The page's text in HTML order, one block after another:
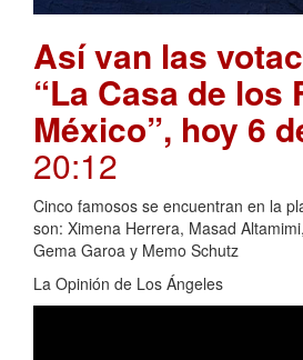
Así van las
“La Casa de los
México”, hoy 6
20:12
Cinco famosos se encuentran en la
son: Ximena Herrera, Masad
Gema Garoa y Memo Schutz
La Opinión de Los Ángeles